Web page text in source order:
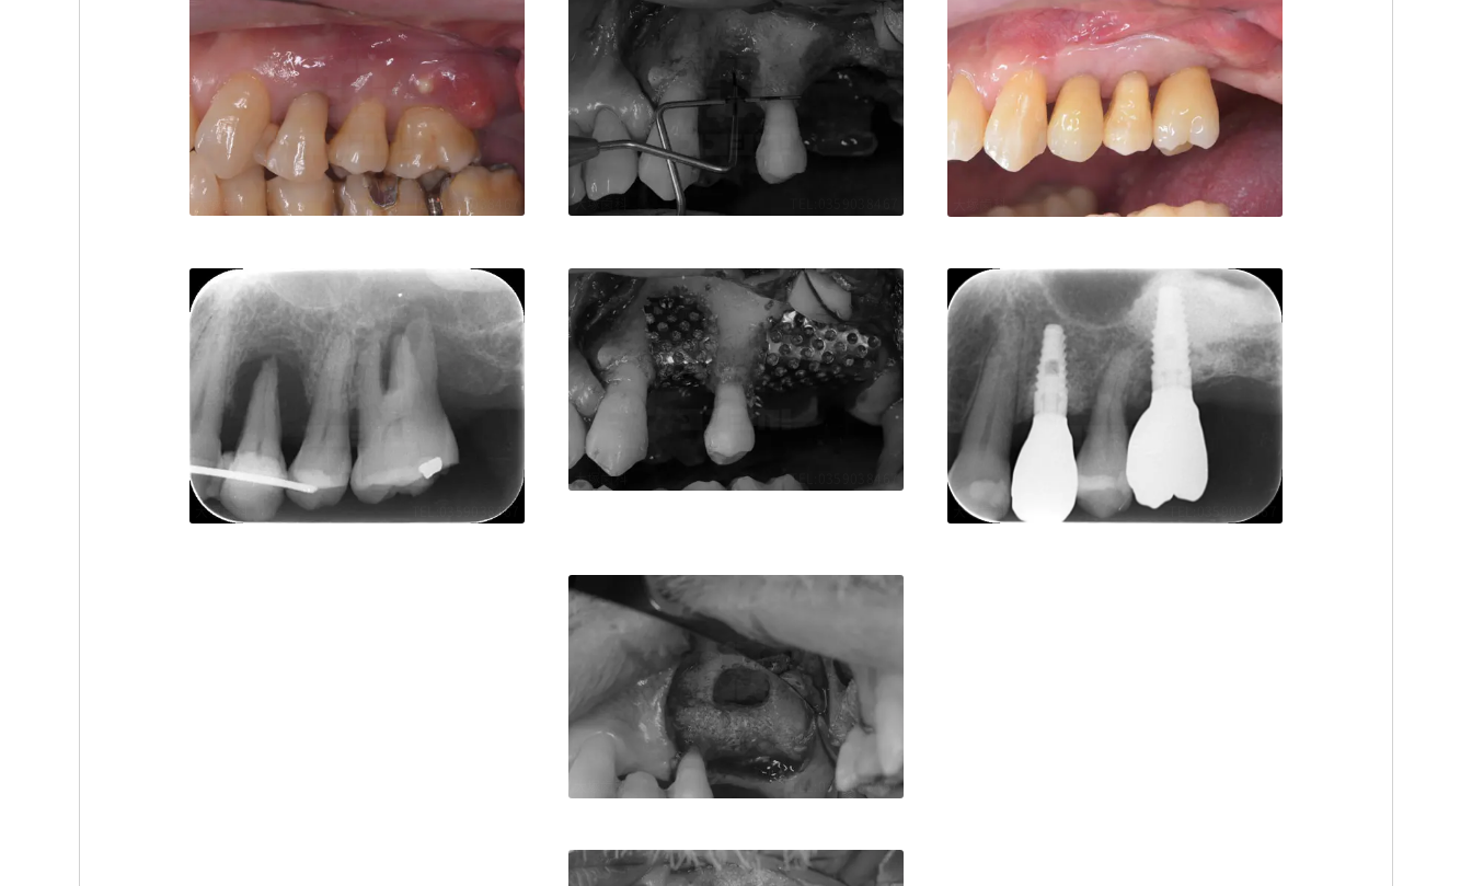
大塚歯科 TEL:0359038467 大塚歯科 大塚歯科 TEL:0359038467
大塚歯科 TEL:0359038467
大塚歯科 TEL:0359038467
大塚歯科 TEL:0359038467
大塚歯科 TEL:0359038467